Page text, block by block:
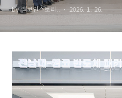
by 앰코인스토리.. 2026. 1. 26.